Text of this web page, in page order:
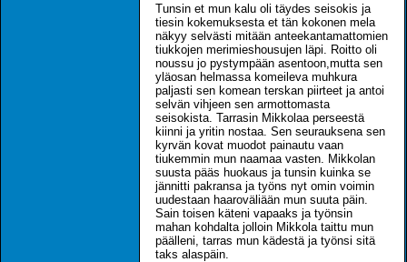
Tunsin et mun kalu oli täydes seisokis ja
tiesin kokemuksesta et tän kokonen mela
näkyy selvästi mitään anteekantamattomien
tiukkojen merimieshousujen läpi. Roitto oli
noussu jo pystympään asentoon,mutta sen
yläosan helmassa komeileva muhkura
paljasti sen komean terskan piirteet ja antoi
selvän vihjeen sen armottomasta
seisokista. Tarrasin Mikkolaa perseestä
kiinni ja yritin nostaa. Sen seurauksena sen
kyrvän kovat muodot painautu vaan
tiukemmin mun naamaa vasten. Mikkolan
suusta pääs huokaus ja tunsin kuinka se
jännitti pakransa ja työns nyt omin voimin
uudestaan haaroväliään mun suuta päin.
Sain toisen käteni vapaaks ja työnsin
mahan kohdalta jolloin Mikkola taittu mun
päälleni, tarras mun kädestä ja työnsi sitä
taks alaspäin.